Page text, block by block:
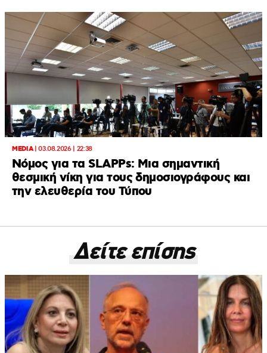
MEDIA|03.08.2026 | 22:38
Νόμος για τα SLAPPs: Μια σημαντική
θεσμική νίκη για τους δημοσιογράφους και
την ελευθερία του Τύπου
Δείτε επίσης